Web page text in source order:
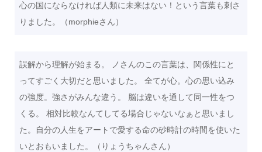
心の国にならなければ人類に未来はない！という言葉も刺さ
りました。（morphieさん）
誤解から理解が始まる。 ノさんのこの言葉は、関係性にと
ってすごく大切だと思いました。 全てが心。心の思い込み
の強度。強さがみんな違う。 脳は違いを通して同一性をつ
くる。 相対比較なんてしてる場合じゃないなぁと思いまし
た。自分の人生をアートで愛する命の砂時計の時間を使いた
いとおもいました。（りょうちゃんさん）